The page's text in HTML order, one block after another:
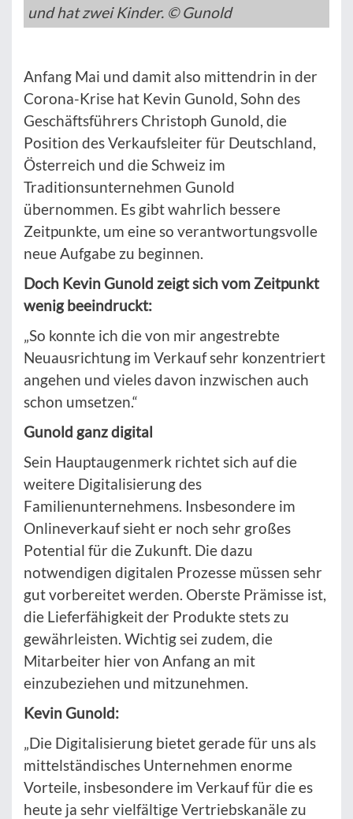
und hat zwei Kinder. © Gunold
Anfang Mai und damit also mittendrin in der
Corona-Krise hat Kevin Gunold, Sohn des
Geschäftsführers Christoph Gunold, die
Position des Verkaufsleiter für Deutschland,
Österreich und die Schweiz im
Traditionsunternehmen Gunold
übernommen. Es gibt wahrlich bessere
Zeitpunkte, um eine so verantwortungsvolle
neue Aufgabe zu beginnen.
Doch Kevin Gunold zeigt sich vom Zeitpunkt
wenig beeindruckt:
„So konnte ich die von mir angestrebte
Neuausrichtung im Verkauf sehr konzentriert
angehen und vieles davon inzwischen auch
schon umsetzen.“
Gunold ganz digital
Sein Hauptaugenmerk richtet sich auf die
weitere Digitalisierung des
Familienunternehmens. Insbesondere im
Onlineverkauf sieht er noch sehr großes
Potential für die Zukunft. Die dazu
notwendigen digitalen Prozesse müssen sehr
gut vorbereitet werden. Oberste Prämisse ist,
die Lieferfähigkeit der Produkte stets zu
gewährleisten. Wichtig sei zudem, die
Mitarbeiter hier von Anfang an mit
einzubeziehen und mitzunehmen.
Kevin Gunold:
„Die Digitalisierung bietet gerade für uns als
mittelständisches Unternehmen enorme
Vorteile, insbesondere im Verkauf für die es
heute ja sehr vielfältige Vertriebskanäle zu